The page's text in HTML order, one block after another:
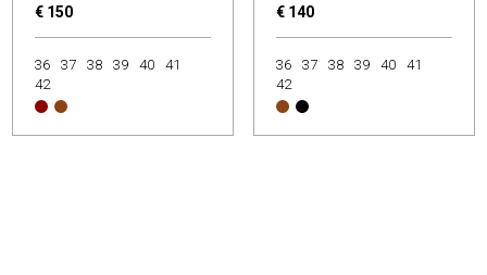
€ 150
36 37 38 39 40
41
42
€ 140
36 37 38 39 40
41
42